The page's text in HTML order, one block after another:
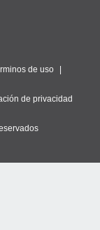
de uso
de privacidad